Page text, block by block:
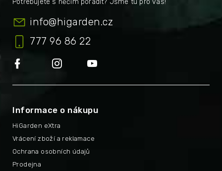
info@higarden.cz
777 96 86 22
Informace o nákupu
HiGarden eXtra
Vrácení zboží a reklamace
Ochrana osobních údajů
Prodejna